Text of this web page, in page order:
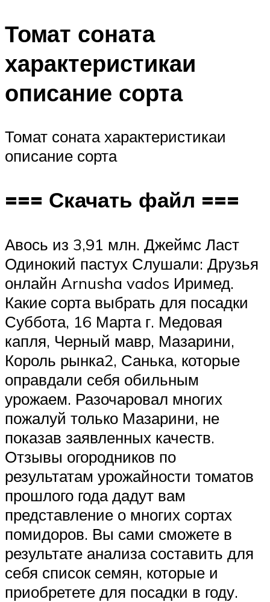
Томат соната
характеристикаи
описание сорта
Томат соната характеристикаи
описание сорта
=== Скачать файл ===
Авось из 3,91 млн. Джеймс Ласт
Одинокий пастух Слушали: Друзья
онлайн Arnusha vados Иримед.
Какие сорта выбрать для посадки
Суббота, 16 Марта г. Медовая
капля, Черный мавр, Мазарини,
Король рынка2, Санька, которые
оправдали себя обильным
урожаем. Разочаровал многих
пожалуй только Мазарини, не
показав заявленных качеств.
Отзывы огородников по
результатам урожайности томатов
прошлого года дадут вам
представление о многих сортах
помидоров. Вы сами сможете в
результате анализа составить для
себя список семян, которые и
приобретете для посадки в году.